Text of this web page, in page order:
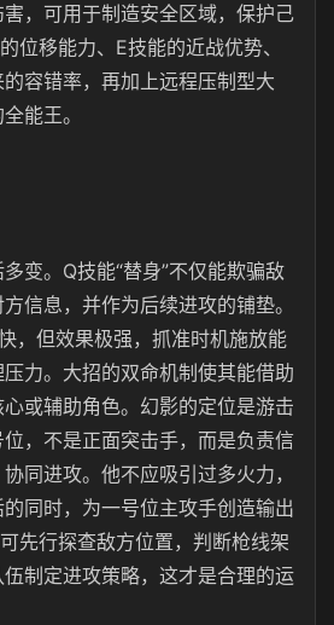
，可用于制造安全区域，保护己
位移能力、E技能的近战优势、
容错率，再加上远程压制型大
能王。
变。Q技能“替身”不仅能欺骗敌
信息，并作为后续进攻的铺垫。
，但效果极强，抓准时机施放能
力。大招的双命机制使其能借助
或辅助角色。幻影的定位是游击
，不是正面突击手，而是负责信
同进攻。他不应吸引过多火力，
同时，为一号位主攻手创造输出
先行探查敌方位置，判断枪线架
制定进攻策略，这才是合理的运